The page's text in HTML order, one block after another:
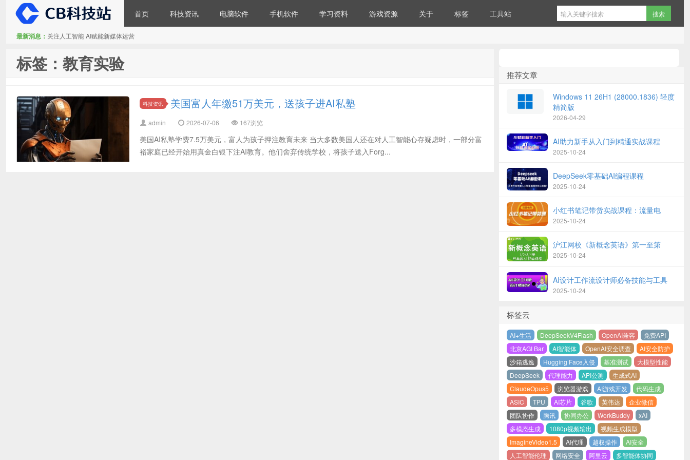
CB科技站
首页 科技资讯 电脑软件 手机软件 学习资料 游戏资源 关于 标签 工具站
最新消息： 关注人工智能 AI赋能新媒体运营
标签：教育实验
科技资讯 美国富人年缴51万美元，送孩子进AI私塾
admin 2026-07-06 167浏览
美国AI私塾学费7.5万美元，富人为孩子押注教育未来 当大多数美国人还在对人工智能心存疑虑时，一部分富
裕家庭已经开始用真金白银下注AI教育。他们舍弃传统学校，将孩子送入Forg...
推荐文章
Windows 11 26H1 (28000.1836) 轻度
精简版
2026-04-29
AI助力新手从入门到精通实战课程
2025-10-24
DeepSeek零基础AI编程课程
2025-10-24
小红书笔记带货实战课程：流量电
2025-10-24
沪江网校《新概念英语》第一至第
2025-10-24
AI设计工作流设计师必备技能与工具
2025-10-24
标签云
AI+生活 DeepSeekV4Flash OpenAI兼容
免费API
北京AGI Bar
AI智能体 OpenAI安全调查
AI安全防护
沙箱逃逸
Hugging Face入侵 基准测试
大模型性能
DeepSeek
代理能力 API公测
生成式AI
ClaudeOpus5
浏览器游戏 AI游戏开发
代码生成
ASIC
TPU AI芯片 谷歌 英伟达
企业微信
团队协作
腾讯 协同办公 WorkBuddy
xAI
多模态生成
1080p视频输出
视频生成模型
ImagineVideo1.5
AI代理 越权操作
AI安全
人工智能伦理
网络安全 阿里云 多智能体协同